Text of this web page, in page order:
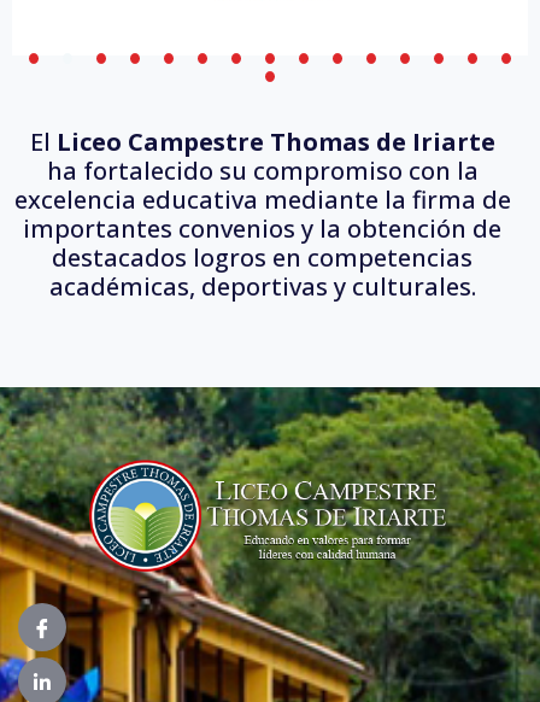
El Liceo Campestre Thomas de Iriarte
ha fortalecido su compromiso con la
excelencia educativa mediante la firma de
importantes convenios y la obtención de
destacados logros en competencias
académicas, deportivas y culturales.